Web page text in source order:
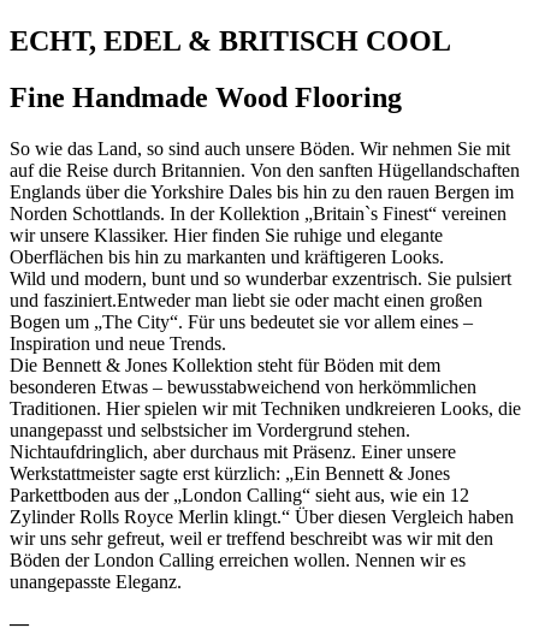
ECHT, EDEL & BRITISCH COOL
Fine Handmade Wood Flooring
So wie das Land, so sind auch unsere Böden. Wir nehmen Sie mit
auf die Reise durch Britannien. Von den sanften Hügellandschaften
Englands über die Yorkshire Dales bis hin zu den rauen Bergen im
Norden Schottlands. In der Kollektion „Britain`s Finest“ vereinen
wir unsere Klassiker. Hier finden Sie ruhige und elegante
Oberflächen bis hin zu markanten und kräftigeren Looks.
Wild und modern, bunt und so wunderbar exzentrisch. Sie pulsiert
und fasziniert.Entweder man liebt sie oder macht einen großen
Bogen um „The City“. Für uns bedeutet sie vor allem eines –
Inspiration und neue Trends.
Die Bennett & Jones Kollektion steht für Böden mit dem
besonderen Etwas – bewusstabweichend von herkömmlichen
Traditionen. Hier spielen wir mit Techniken undkreieren Looks, die
unangepasst und selbstsicher im Vordergrund stehen.
Nichtaufdringlich, aber durchaus mit Präsenz. Einer unsere
Werkstattmeister sagte erst kürzlich: „Ein Bennett & Jones
Parkettboden aus der „London Calling“ sieht aus, wie ein 12
Zylinder Rolls Royce Merlin klingt.“ Über diesen Vergleich haben
wir uns sehr gefreut, weil er treffend beschreibt was wir mit den
Böden der London Calling erreichen wollen. Nennen wir es
unangepasste Eleganz.
—